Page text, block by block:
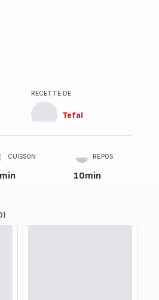
RECETTE DE
Tefal
CUISSON REPOS
10min